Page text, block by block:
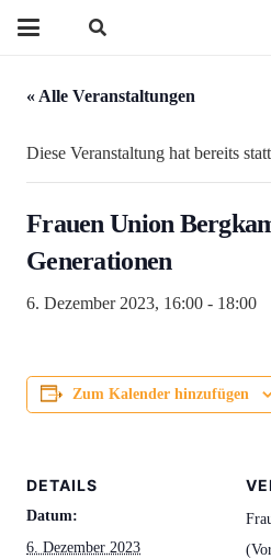
« Alle Veranstaltungen
Diese Veranstaltung hat bereits
Frauen Union
Generationen
6. Dezember 2023, 16:00 - 18:00
Zum Kalender hinzufügen
DETAILS
Datum:
6. Dezember 2023